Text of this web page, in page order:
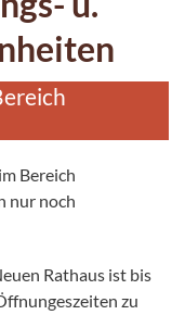
Bereich
nur noch
Rathaus ist bis
zu